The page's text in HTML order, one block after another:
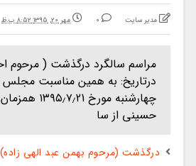
مدیر سایت 0 مهر ۲۰, ۱۳۹۵ ۸:۵۲ ب.ظ
مراسم سالگرد درگذشت ( مرحوم
درتاریخ: به همین مناسبت مجلس
چهارشنبه مورخ
حسینی از سا
درگذشت (مرحوم بهمن عبد الهی زاده)